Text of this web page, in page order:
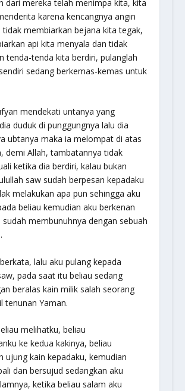
dari mereka telah menimpa kita, kita
karena kencangnya angin
tidak membiarkan bejana kita tegak,
api kita menyala dan tidak
tenda-tenda kita berdiri, pulanglah
sedang berkemas-kemas untuk
mendekati untanya yang
duduk di punggungnya lalu dia
ubtanya maka ia melompat di atas
demi Allah, tambatannya tidak
ketika dia berdiri, kalau bukan
saw sudah berpesan kepadaku
melakukan apa pun sehingga aku
beliau kemudian aku berkenan
sudah membunuhnya dengan sebuah
lalu aku pulang kepada
pada saat itu beliau sedang
beralas kain milik salah seorang
tenunan Yaman.
melihatku, beliau
ke kedua kakinya, beliau
ujung kain kepadaku, kemudian
dan bersujud sedangkan aku
ketika beliau salam aku